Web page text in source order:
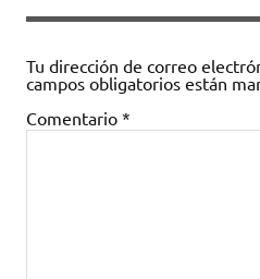
Tu dirección de correo
campos obligatorios están
Comentario *